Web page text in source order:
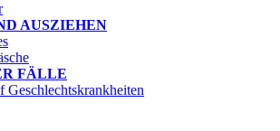
AUSZIEHEN
FÄLLE
Geschlechtskrankheiten